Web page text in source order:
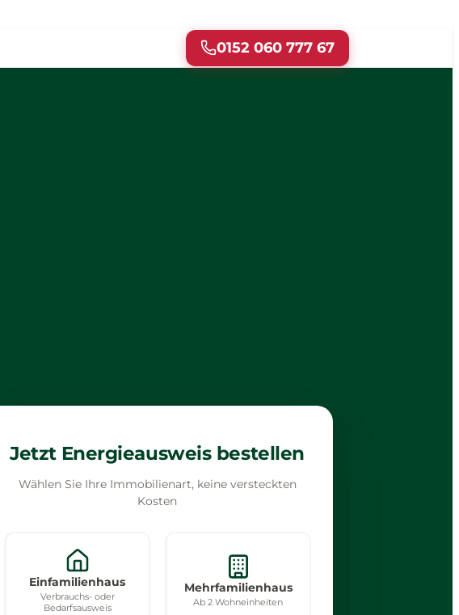
0152 060 777 67
Jetzt Energieausweis bestellen
Wählen Sie Ihre Immobilienart, keine versteckten
Kosten
Einfamilienhaus
Verbrauchs- oder
Bedarfsausweis
Mehrfamilienhaus
Ab 2 Wohneinheiten